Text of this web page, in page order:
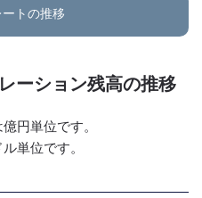
トの推移
ーション残高の推移
円単位です。
単位です。